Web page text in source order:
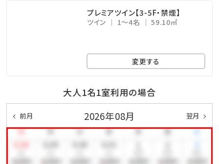
※レストラン「天」のディナーをご希望の場合は、前日ま
での予約をお願い致します。
※駐車場は有料です（1泊あたり1，000円、上限3，000
円 ※4泊以上は3，000円）
プレミアツイン【3-5F・禁煙】
ツイン 1～4名 59.10㎡
変更する
大人1名1室利用の場合
前月 2026年08月 翌月